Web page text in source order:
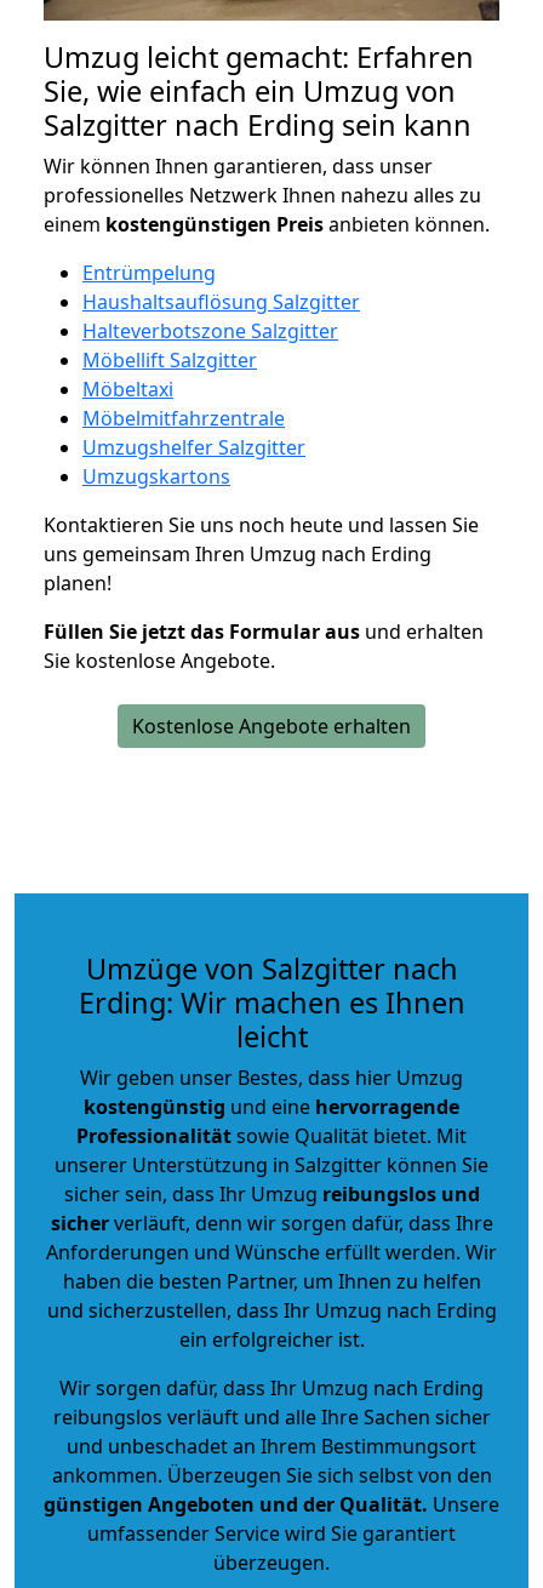
Umzug leicht gemacht: Erfahren
Sie, wie einfach ein Umzug von
Salzgitter nach Erding sein kann
Wir können Ihnen garantieren, dass unser
professionelles Netzwerk Ihnen nahezu alles zu
einem kostengünstigen Preisanbieten können.
Entrümpelung
Haushaltsauflösung Salzgitter
Halteverbotszone Salzgitter
Möbellift Salzgitter
Möbeltaxi
Möbelmitfahrzentrale
Umzugshelfer Salzgitter
Umzugskartons
Kontaktieren Sie uns noch heute und lassen Sie
uns gemeinsam Ihren Umzug nach Erding
planen!
Füllen Sie jetzt das Formular aus und erhalten
Sie kostenlose Angebote.
Kostenlose Angebote erhalten
Umzüge von Salzgitter nach
Erding: Wir machen es Ihnen
leicht
Wir geben unser Bestes, dass hier Umzug
kostengünstig und eine hervorragende
Professionalitätsowie Qualität bietet. Mit
unserer Unterstützung in Salzgitter können Sie
sicher sein, dass Ihr Umzug reibungslos und
sicherverläuft, denn wir sorgen dafür, dass Ihre
Anforderungen und Wünsche erfüllt werden. Wir
haben die besten Partner, um Ihnen zu helfen
und sicherzustellen, dass Ihr Umzug nach Erding
ein erfolgreicher ist.
Wir sorgen dafür, dass Ihr Umzug nach Erding
reibungslos verläuft und alle Ihre Sachen sicher
und unbeschadet an Ihrem Bestimmungsort
ankommen. Überzeugen Sie sich selbst von den
günstigen Angeboten und der Qualität. Unsere
umfassender Service wird Sie garantiert
überzeugen.